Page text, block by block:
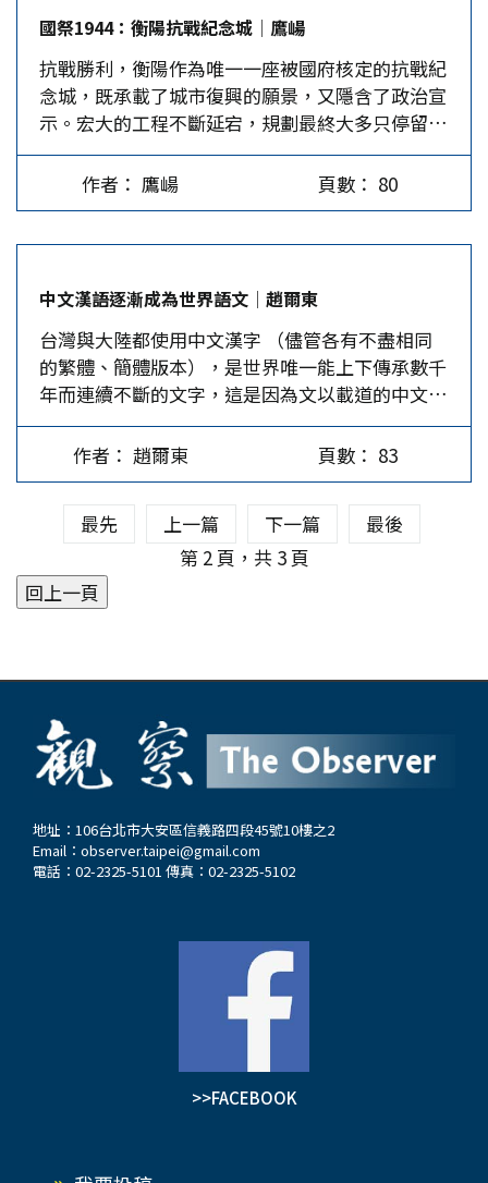
張自忠，電影中出現29軍官兵與日軍在盧溝石橋上
戰鬥的畫面。這與真實的情況有所不同，中日兩軍
並未在盧溝石橋上發生衝突，但日軍曾在事變發生
後對鐵橋攻擊，因為日軍認為永定河畔鐵橋附近的
29軍陣地，曾經向日軍演習部隊開槍射擊。…
員會委員長蔣中正在廬山發表講話，宣布：「如果
戰端一開，就是地無分南北，年無分老幼，無論何
人，皆有守土抗戰之責任。」此演說史稱《廬山聲
明》。蔣委員長的談話確定了國民政府準備全面抗
戰的方針與決心，得到了全國各方的響應。 日本
侵略中國的野心圖謀已久，它的手段是蠶食，而不
是鯨吞，最終的目的是要佔領全中國，所以日軍參
謀本部的規劃是盡量避免對中國全面開戰。七七盧
主力，同時增強上海地區兵力，進而威脅首都南
京，以牽制國軍主力部隊北上支援，達到對華北地
區完全的控制，進一步擴大對中國的占領。 最高
統帥部早已洞悉日軍的計劃，為阻止日軍在完全控
制華北後，由北向南集結重兵，沿津浦路，平漢路
和海路，兵分三路，採取戰略速決，圍殲中國軍隊
主力於京滬一帶，然後兵臨南京，逼迫國民政府簽
下城下之盟，遂其「三月亡華」之目的。 中國的
地形是西邊高，東邊低，成梯階狀，以大興安嶺，
太行山為界，其東邊是華北大平原，東北大平原及
東南丘陵地區；其西邊則是雲貴高原，青康藏高原
和黃土高原。蔣委員長的抗戰指導是以空間換取時
間，採「戰而不屈」，抗戰到底的「持久戰」。若
國祭1944：衡陽抗戰紀念城│鷹崵
抗戰勝利，衡陽作為唯一一座被國府核定的抗戰紀
念城，既承載了城市復興的願景，又隱含了政治宣
示。宏大的工程不斷延宕，規劃最終大多只停留在
藍圖上。抗戰紀念城見證了歷史軌跡，亦呈現了衡
陽抗戰紀念空間的建構史。 南嶽頂峰鐵十字 1944
年盛夏衡陽圍城，陸軍第十軍依託縱深交錯的城市
碼，蔣介石屢屢催令解圍而無果。在戰事的最後關
頭，蔣介石夜不能寐，焦心之際起床為戰事祈禱。
事與願違，8月8日衡陽淪陷凶訊傳來，第十軍軍長
方先覺被俘。第十軍以傷亡1.5萬餘人的代價，在
援軍不至的絕境中前後堅守孤城47天。 城破後，
逃歸的官兵透露：軍長與日軍協議，以保障殘存官
兵生命安全為前提，第十軍放下武器停止抵抗。方
先覺未能殺身成仁，在固有道德觀念中畢竟是無法
見容的。軍法總監何成浚在日記中腹誹：「奈何當
最後關頭，以一念之差，由民族英雄一變而為降將
軍，留此百世不能洗磨之恥辱，我聞之實不勝太息
痛恨之至。」 1944年11月，方先覺自衡陽逃脫，
重慶將其作為英雄盛大歡迎。方先覺卻流露出無法
的能力。為黨國觀瞻所系，蔣介石仍極力將方先覺
塑造成道德楷模。1945年2月，方先覺被授予青天
白日勳章，復任軍職，10月10日再獲一枚忠勤勳
作者： 鷹崵 頁數： 80
中文漢語逐漸成為世界語文│趙爾東
台灣與大陸都使用中文漢字 （儘管各有不盡相同
的繁體、簡體版本），是世界唯一能上下傳承數千
年而連續不斷的文字，這是因為文以載道的中文漢
字作為交流、通信、與記事工具，已經過時間考
驗。 中文漢字是全球唯一兼具簡潔、形象、形聲
三個要素於一體，言簡意賅的形象文字係源於中華
文明「一生二、 二生三、 三生萬物」的「茍日
新、日日新、又日新」的生成系統規律，最近
作者： 趙爾東 頁數： 83
最先 上一篇 下一篇
最後
第 2 頁，共 3 頁
地址：106台北市大安區信義路四段45號10樓之2
Email： observer.taipei@gmail.com
電話：02-2325-5101 傳真：02-2325-5102
>>FACEBOOK